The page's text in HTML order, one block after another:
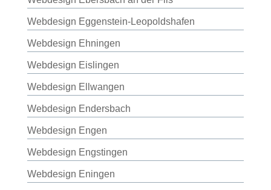
Webdesign Eggenstein-Leopoldshafen
Webdesign Ehningen
Webdesign Eislingen
Webdesign Ellwangen
Webdesign Endersbach
Webdesign Engen
Webdesign Engstingen
Webdesign Eningen